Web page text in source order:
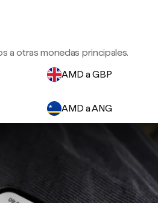
a otras monedas principales.
AMD a GBP
AMD a ANG